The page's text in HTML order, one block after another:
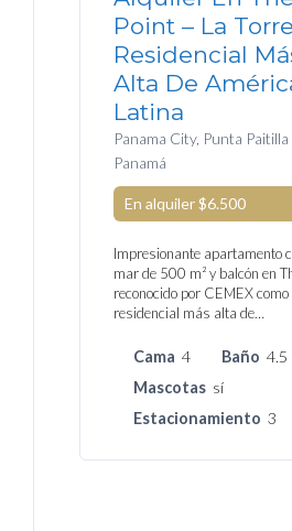
Point – La Torre
Residencial
Alta De
Latina
Panama City, Punta Paitilla
Panamá
En alquiler$6.500
Impresionante apartamento
mar de 500 m² y balcón en
reconocido por CEMEX
residencial más alta de…
Cama 4 Baño 4.5
Mascotas sí
Estacionamiento 3